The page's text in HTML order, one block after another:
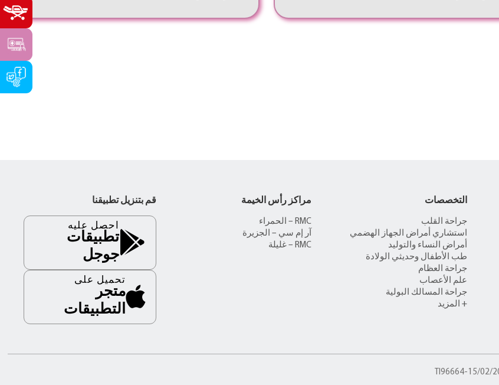
التخصصات
جراحة القلب
استشاري أمراض الجهاز الهضمي
أمراض النساء والتوليد
طب الأطفال وحديثي الولادة
جراحة العظام
علم الأعصاب
جراحة المسالك البولية
+ المزيد
مراكز رأس الخيمة
RMC – الحمراء
آر إم سي – الجزيرة
RMC – غليلة
قم بتنزيل تطبيقنا
احصل عليه
تطبيقات
جوجل
تحميل على
متجر
التطبيقات